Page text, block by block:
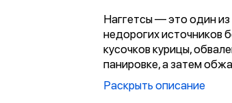
Наггетсы — это один из
недорогих источников
кусочков курицы,
панировке, а затем
количестве масла.
приготовления мясо
Раскрыть описание